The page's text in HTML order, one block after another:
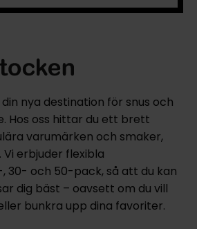
nya destination för snus och
Hos oss hittar du ett brett
varumärken och smaker,
erbjuder flexibla
30- och 50-pack, så att du kan
dig bäst – oavsett om du vill
bunkra upp dina favoriter.